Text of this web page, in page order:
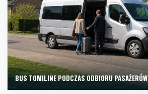
BUS TOMILINE PODCZAS ODBIORU PASAŻERÓW